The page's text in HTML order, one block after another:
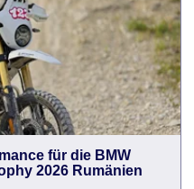
für die BMW
2026 Rumänien